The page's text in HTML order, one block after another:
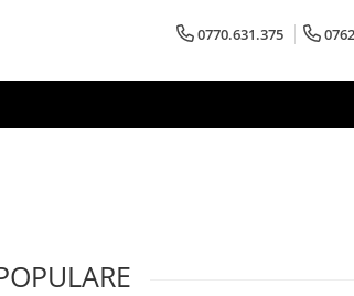
0770.631.375